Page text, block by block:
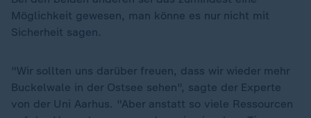
Möglichkeit gewesen, man könne es nur nicht mit
Sicherheit sagen.
"Wir sollten uns darüber freuen, dass wir wieder mehr
Buckelwale in der Ostsee sehen", sagte der Experte
von der Uni Aarhus. "Aber anstatt so viele Ressourcen